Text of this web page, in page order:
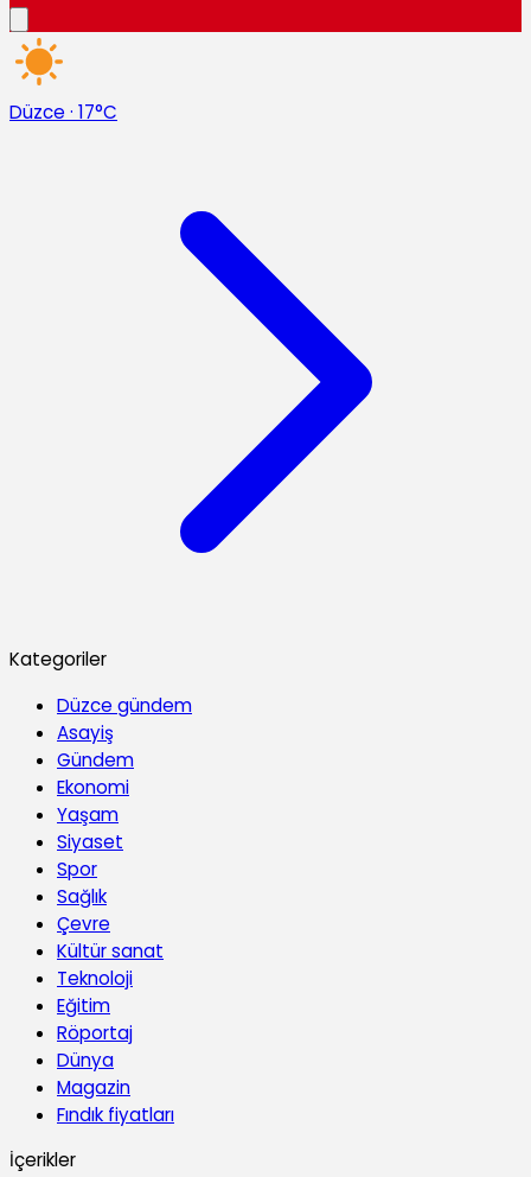
Düzce · 17°C
Kategoriler
Düzce gündem
Asayiş
Gündem
Ekonomi
Yaşam
Siyaset
Spor
Sağlık
Çevre
Kültür sanat
Teknoloji
Eğitim
Röportaj
Dünya
Magazin
Fındık fiyatları
İçerikler